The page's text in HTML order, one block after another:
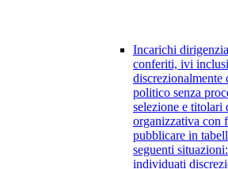
Incarichi
conferiti, ivi
politico senza
selezione e titolari
organizzativa con
pubblicare in
seguenti
individuati